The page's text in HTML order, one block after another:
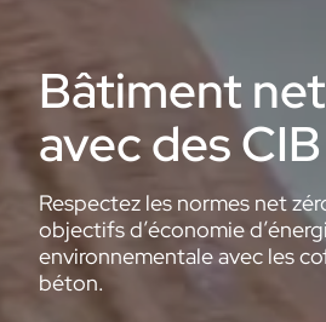
Bâtiment
avec des CIB
Respectez les normes net
objectifs d’économie
environnementale avec les
béton.